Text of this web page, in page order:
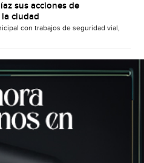
sus acciones de
ciudad
con trabajos de seguridad vial,